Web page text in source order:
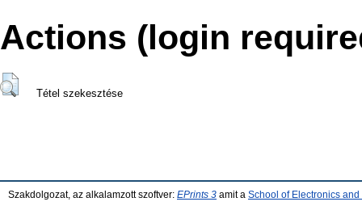
Actions (login
Tétel szekesztése
Szakdolgozat, az alkalamzott szoftver: EPrints 3 amit a School of Electronics